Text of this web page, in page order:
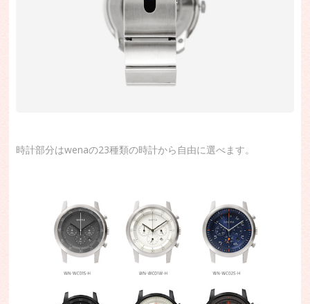
時計部分はwenaの23種類の時計から自由に選べます。